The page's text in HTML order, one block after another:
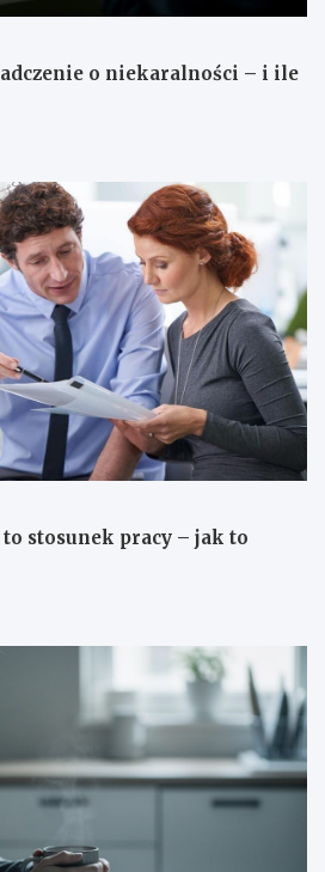
o niekaralności – i ile
stosunek pracy – jak to